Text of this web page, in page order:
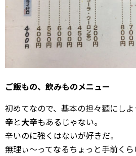
ご飯もの、飲みものメニュー
初めてなので、基本の担々麺にしよ
辛と大辛もあるじゃない。
辛いのに強くはないが好きだ。
無理ぃ〜ってなるちょっと手前く